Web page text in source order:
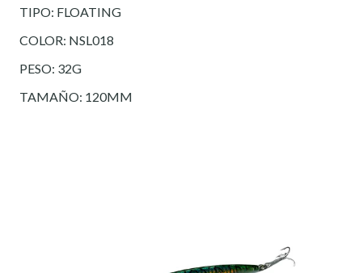
TIPO: FLOATING
COLOR: NSL018
PESO: 32G
TAMAÑO: 120MM